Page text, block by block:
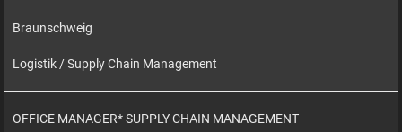
Braunschweig
Logistik / Supply Chain Management
OFFICE MANAGER* SUPPLY CHAIN MANAGEMENT